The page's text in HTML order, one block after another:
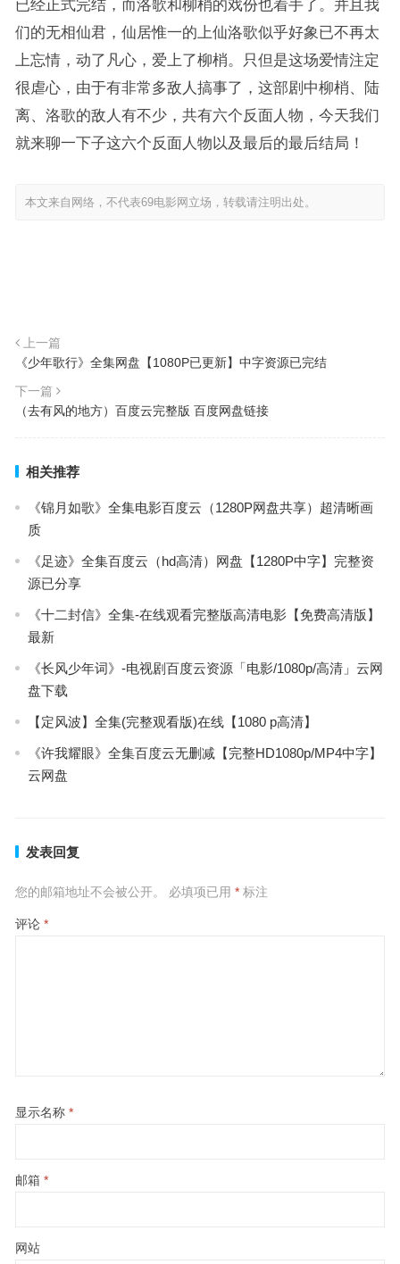
已经正式完结，而洛歌和柳梢的戏份也着手了。并且我
们的无相仙君，仙居惟一的上仙洛歌似乎好象已不再太
上忘情，动了凡心，爱上了柳梢。只但是这场爱情注定
很虐心，由于有非常多敌人搞事了，这部剧中柳梢、陆
离、洛歌的敌人有不少，共有六个反面人物，今天我们
就来聊一下子这六个反面人物以及最后的最后结局！
本文来自网络，不代表69电影网立场，转载请注明出处。
上一篇
《少年歌行》全集网盘【1080P已更新】中字资源已完结
下一篇
（去有风的地方）百度云完整版 百度网盘链接
相关推荐
《锦月如歌》全集电影百度云（1280P网盘共享）超清晰画
质
《足迹》全集百度云（hd高清）网盘【1280P中字】完整资
源已分享
《十二封信》全集-在线观看完整版高清电影【免费高清版】
最新
《长风少年词》-电视剧百度云资源「电影/1080p/高清」云网
盘下载
【定风波】全集(完整观看版)在线【1080 p高清】
《许我耀眼》全集百度云无删减【完整HD1080p/MP4中字】
云网盘
发表回复
您的邮箱地址不会被公开。 必填项已用 *标注
评论 *
显示名称 *
邮箱 *
网站